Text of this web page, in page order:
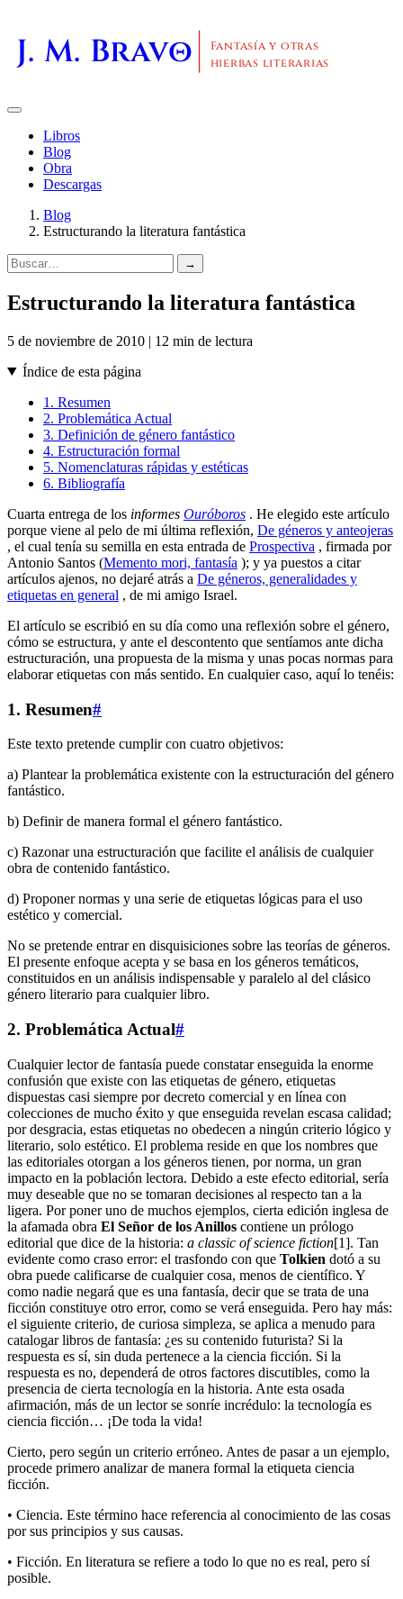
J. M. Bravo
Fantasía y otras
hierbas literarias
Libros
Blog
Obra
Descargas
Blog
Estructurando la literatura fantástica
→
Estructurando la literatura fantástica
5 de noviembre de 2010 | 12 min de lectura
Índice de esta página
1. Resumen
2. Problemática Actual
3. Definición de género fantástico
4. Estructuración formal
5. Nomenclaturas rápidas y estéticas
6. Bibliografía
Cuarta entrega de los informes Ouróboros . He elegido este artículo
porque viene al pelo de mi última reflexión, De géneros y anteojeras
, el cual tenía su semilla en esta entrada de Prospectiva , firmada por
Antonio Santos (Memento mori, fantasía ); y ya puestos a citar
artículos ajenos, no dejaré atrás a De géneros, generalidades y
etiquetas en general , de mi amigo Israel.
El artículo se escribió en su día como una reflexión sobre el género,
cómo se estructura, y ante el descontento que sentíamos ante dicha
estructuración, una propuesta de la misma y unas pocas normas para
elaborar etiquetas con más sentido. En cualquier caso, aquí lo tenéis:
1. Resumen#
Este texto pretende cumplir con cuatro objetivos:
a) Plantear la problemática existente con la estructuración del género
fantástico.
b) Definir de manera formal el género fantástico.
c) Razonar una estructuración que facilite el análisis de cualquier
obra de contenido fantástico.
d) Proponer normas y una serie de etiquetas lógicas para el uso
estético y comercial.
No se pretende entrar en disquisiciones sobre las teorías de géneros.
El presente enfoque acepta y se basa en los géneros temáticos,
constituidos en un análisis indispensable y paralelo al del clásico
género literario para cualquier libro.
2. Problemática Actual#
Cualquier lector de fantasía puede constatar enseguida la enorme
confusión que existe con las etiquetas de género, etiquetas
dispuestas casi siempre por decreto comercial y en línea con
colecciones de mucho éxito y que enseguida revelan escasa calidad;
por desgracia, estas etiquetas no obedecen a ningún criterio lógico y
literario, solo estético. El problema reside en que los nombres que
las editoriales otorgan a los géneros tienen, por norma, un gran
impacto en la población lectora. Debido a este efecto editorial, sería
muy deseable que no se tomaran decisiones al respecto tan a la
ligera. Por poner uno de muchos ejemplos, cierta edición inglesa de
la afamada obra El Señor de los Anillos contiene un prólogo
editorial que dice de la historia: a classic of science fiction[1]. Tan
evidente como craso error: el trasfondo con que Tolkien dotó a su
obra puede calificarse de cualquier cosa, menos de científico. Y
como nadie negará que es una fantasía, decir que se trata de una
ficción constituye otro error, como se verá enseguida. Pero hay más:
el siguiente criterio, de curiosa simpleza, se aplica a menudo para
catalogar libros de fantasía: ¿es su contenido futurista? Si la
respuesta es sí, sin duda pertenece a la ciencia ficción. Si la
respuesta es no, dependerá de otros factores discutibles, como la
presencia de cierta tecnología en la historia. Ante esta osada
afirmación, más de un lector se sonríe incrédulo: la tecnología es
ciencia ficción… ¡De toda la vida!
Cierto, pero según un criterio erróneo. Antes de pasar a un ejemplo,
procede primero analizar de manera formal la etiqueta ciencia
ficción.
• Ciencia. Este término hace referencia al conocimiento de las cosas
por sus principios y sus causas.
• Ficción. En literatura se refiere a todo lo que no es real, pero sí
posible.